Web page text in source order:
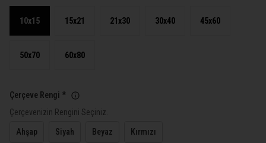
10x15 15x21 21x30 30x40 45x60
50x70 60x80
Çerçeve Rengi *
Çerçevenizin Rengini Seçiniz.
Ahşap Siyah Beyaz Kırmızı